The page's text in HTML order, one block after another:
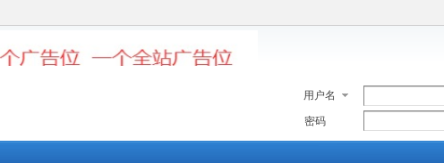
用户名
密码